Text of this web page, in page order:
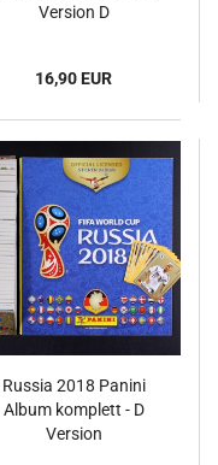
Version D
16,90 EUR
Russia 2018 Panini
Album komplett - D
Version